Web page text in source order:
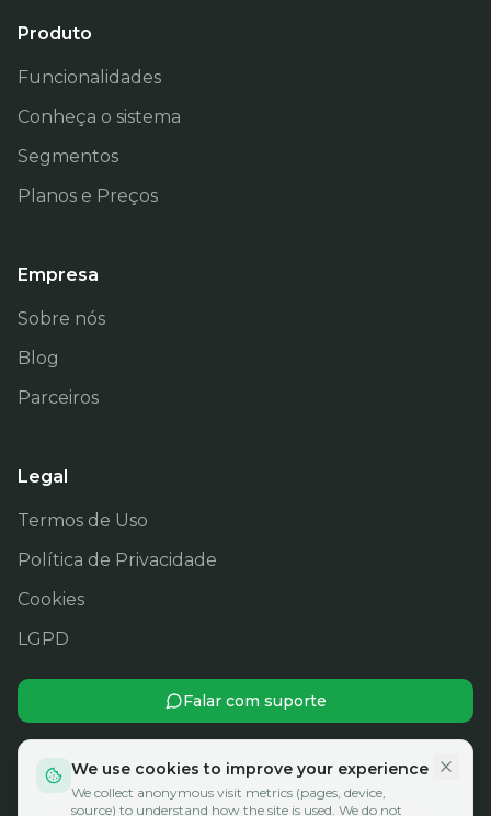
We use cookies to improve your experience
We collect anonymous visit metrics (pages, device,
source) to understand how the site is used. We do not
Produto
Funcionalidades
Conheça o sistema
Segmentos
Planos e Preços
Empresa
Sobre nós
Blog
Parceiros
Legal
Termos de Uso
Política de Privacidade
Cookies
LGPD
Falar com suporte